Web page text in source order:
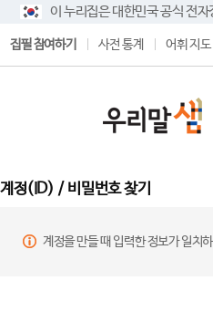
이 누리집은 대한민국 공식 전
집필 참여하기 사전 통계 어휘 지도
계정(ID) / 비밀번호 찾기
계정을 만들 때 입력한 정보가 일치